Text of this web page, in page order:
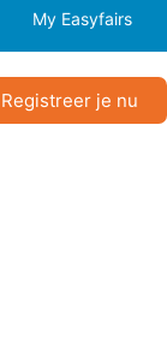
My Easyfairs
Registreer je nu